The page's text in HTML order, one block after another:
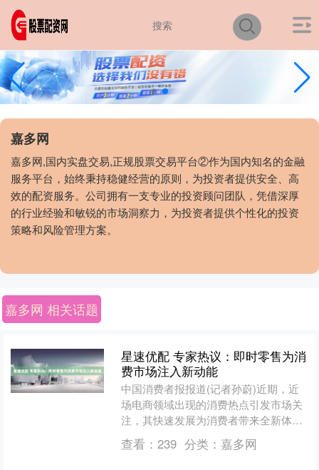
嘉多网
嘉多网,国内实盘交易,正规股票交易平台②作为国内知名的金融
服务平台，始终秉持稳健经营的原则，为投资者提供安全、高
效的配资服务。公司拥有一支专业的投资顾问团队，凭借深厚
的行业经验和敏锐的市场洞察力，为投资者提供个性化的投资
策略和风险管理方案。
嘉多网 相关话题
星速优配 专家热议：即时零售为消
费市场注入新动能
中国消费者报报道(记者孙蔚)近期，近
场电商领域出现的消费热点引发市场关
注，其快速发展为消费者带来全新体
验，在促进消费方面展现出巨大潜力。7
月16日，由中国市场学....
查看： 239 分类： 嘉多网